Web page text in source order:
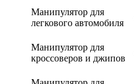
Манипулятор для
легкового автомобиля
Манипулятор для
кроссоверов и джипов